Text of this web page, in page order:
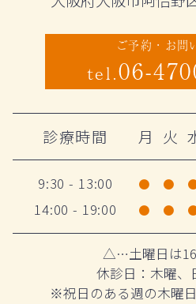
ご予約・お問
tel.06-
診療時間 月 火
9:30 - 13:00 ● ●
14:00 - 19:00 ● ●
△…土曜日は16
休診日：木曜、
※祝日のある週の木曜